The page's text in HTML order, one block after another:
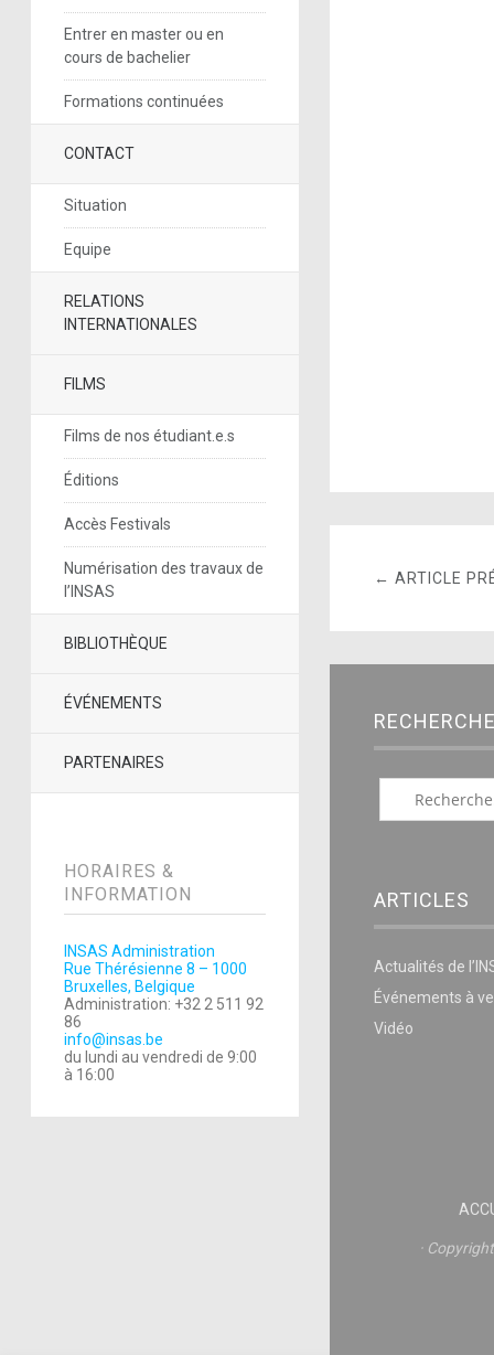
Entrer en master ou en
cours de bachelier
Formations continuées
CONTACT
Situation
Equipe
RELATIONS
INTERNATIONALES
FILMS
Films de nos étudiant.e.s
Éditions
Accès Festivals
Numérisation des travaux de
l’INSAS
BIBLIOTHÈQUE
ÉVÉNEMENTS
PARTENAIRES
HORAIRES &
INFORMATION
INSAS Administration
Rue Thérésienne 8 – 1000
Bruxelles, Belgique
Administration: +32 2 511 92
86
info@insas.be
du lundi au vendredi de 9:00
à 16:00
← ARTICLE
RECHERCHE
ARTICLES
Actualités de
Événements à
Vidéo